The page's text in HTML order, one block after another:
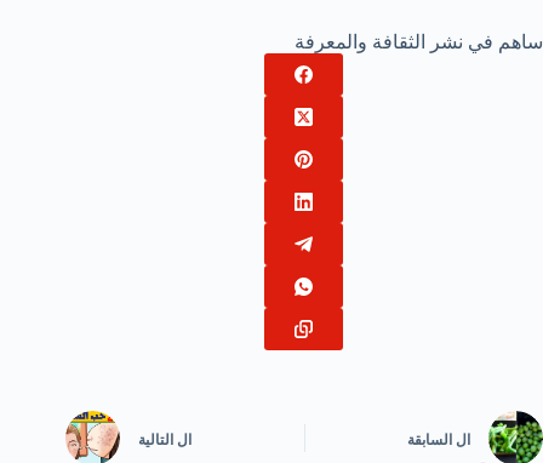
ساهم في نشر الثقافة والمعرفة
ال السابقة ال التالية